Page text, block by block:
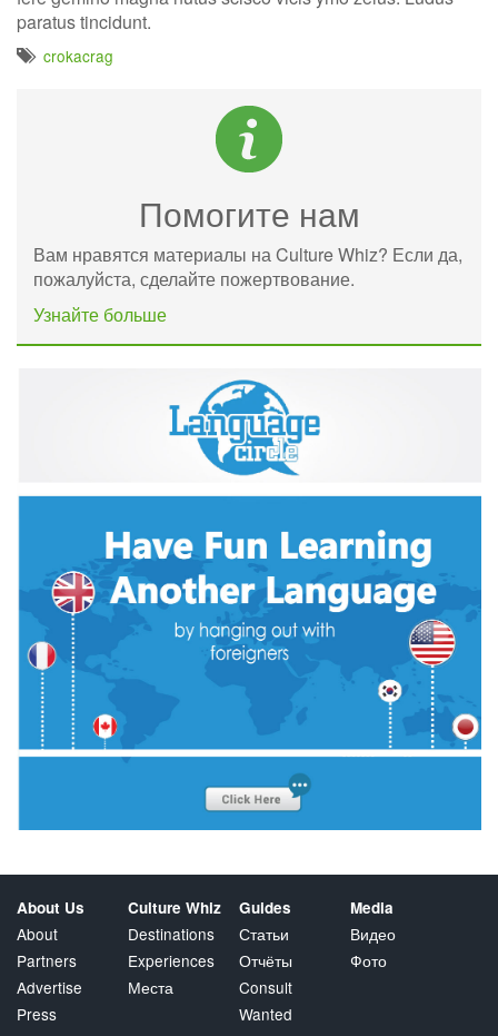
paratus tincidunt.
crokacrag
Помогите нам
Вам нравятся материалы на Culture Whiz? Если да,
пожалуйста, сделайте пожертвование.
Узнайте больше
About Us
About
Partners
Advertise
Press
Culture Whiz
Destinations
Experiences
Места
Guides
Статьи
Отчёты
Consult
Wanted
Media
Видео
Фото